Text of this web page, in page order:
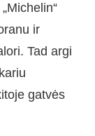
ir
Tad argi
gatvės